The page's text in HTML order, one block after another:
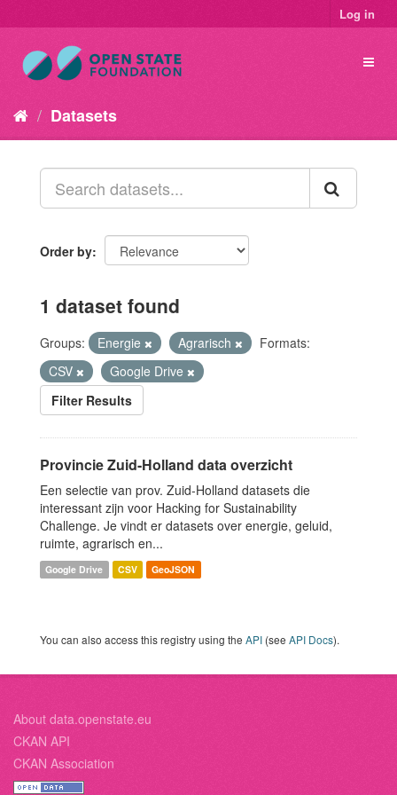
Log in
Datasets
Order by
1 dataset found
Groups: Energie Agrarisch
Formats:
CSV
Google Drive
Filter Results
Provincie Zuid-Holland data overzicht
Een selectie van prov. Zuid-Holland datasets die
interessant zijn voor Hacking for Sustainability
Challenge. Je vindt er datasets over energie, geluid,
ruimte, agrarisch en...
Google Drive CSV GeoJSON
You can also access this registry using the API (see API Docs).
About data.openstate.eu
CKAN API
CKAN Association